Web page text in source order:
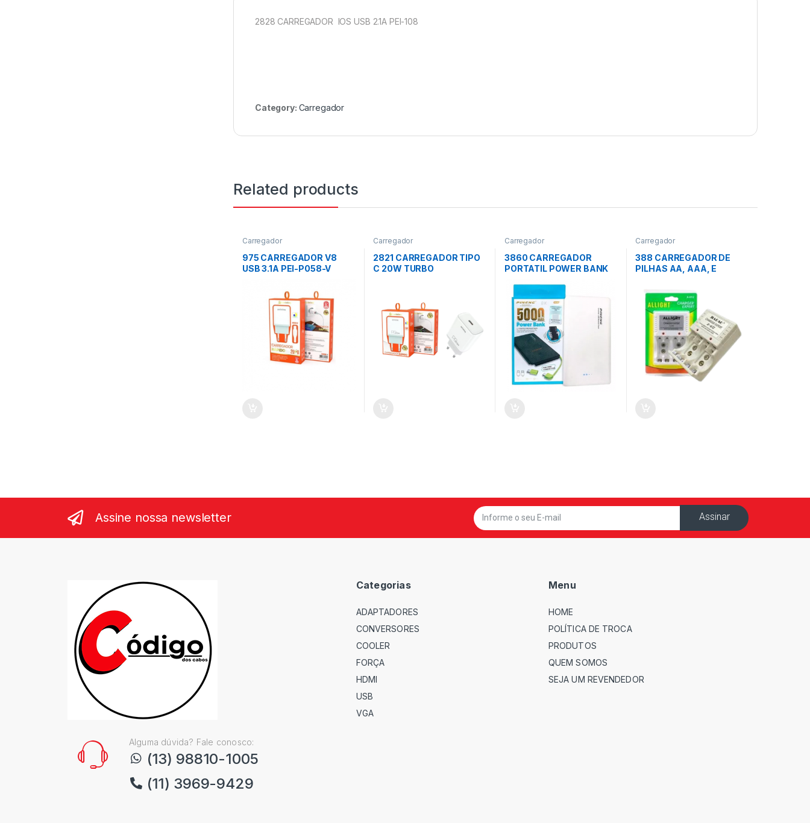
2828 CARREGADOR IOS USB 2.1A PEI-108
Category: Carregador
Related products
Carregador
975 CARREGADOR V8
USB 3.1A PEI-P058-V
Carregador
2821 CARREGADOR TIPO
C 20W TURBO
Carregador
3860 CARREGADOR
PORTATIL POWER BANK
Carregador
388 CARREGADOR DE
PILHAS AA, AAA, E
Assine nossa newsletter Assinar
Alguma dúvida? Fale conosco:
(13) 98810-1005
(11) 3969-9429
Categorias
ADAPTADORES
CONVERSORES
COOLER
FORÇA
HDMI
USB
VGA
Menu
HOME
POLÍTICA DE TROCA
PRODUTOS
QUEM SOMOS
SEJA UM REVENDEDOR